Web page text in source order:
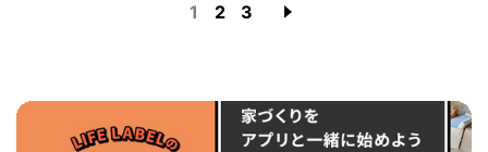
1 2 3